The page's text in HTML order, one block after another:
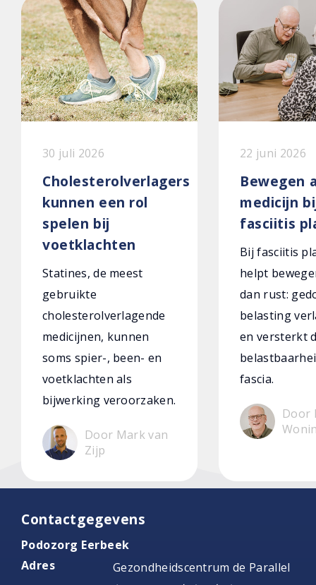
30 juli 2026
Cholesterolverlagers
kunnen een rol
spelen bij
voetklachten
Statines, de meest
gebruikte
cholesterolverlagende
medicijnen, kunnen
soms spier-, been- en
voetklachten als
bijwerking veroorzaken.
Door Mark van
Zijp
22 juni 2026
Bewegen
medicijn
fasciitis
Bij fasciitis
helpt
dan rust:
belasting
en versterkt
fascia.
Door
Contactgegevens
Podozorg Eerbeek
Adres
Gezondheidscentrum de Parallel